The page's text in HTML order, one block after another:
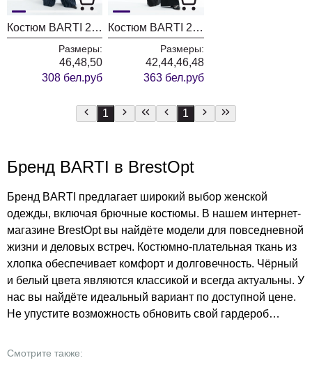
Костюм BARTI 24-23
Размеры:
46,48,50
308 бел.руб
Костюм BARTI 24-22
Размеры:
42,44,46,48
363 бел.руб
1 1
Бренд BARTI в BrestOpt
Бренд BARTI предлагает широкий выбор женской
одежды, включая брючные костюмы. В нашем интернет-
магазине BrestOpt вы найдёте модели для повседневной
жизни и деловых встреч. Костюмно-плательная ткань из
хлопка обеспечивает комфорт и долговечность. Чёрный
и белый цвета являются классикой и всегда актуальны. У
нас вы найдёте идеальный вариант по доступной цене.
Не упустите возможность обновить свой гардероб
Смотрите также: